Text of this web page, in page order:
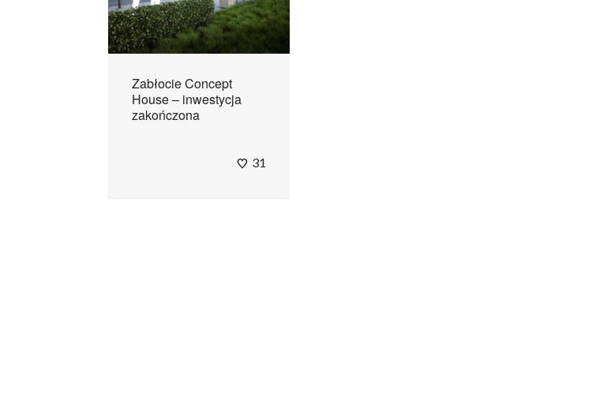
Zabłocie Concept
House – inwestycja
zakończona
31